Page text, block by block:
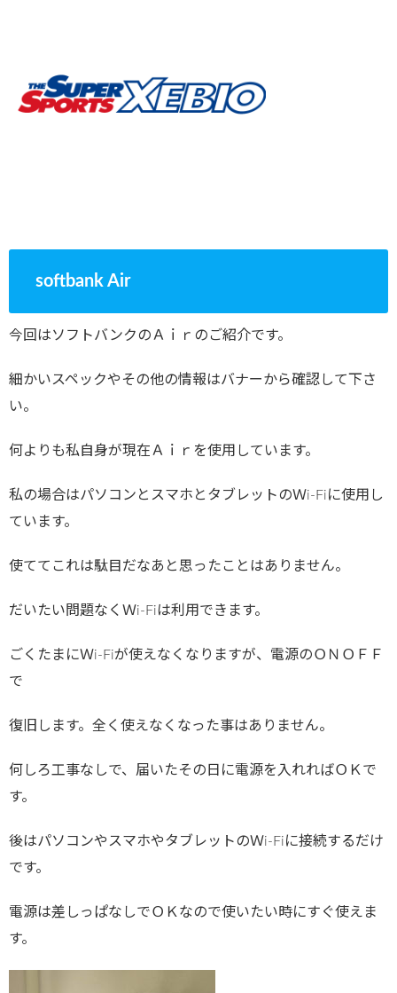
softbank Air
今回はソフトバンクのＡｉｒのご紹介です。
細かいスペックやその他の情報はバナーから確認して下さ
い。
何よりも私自身が現在Ａｉｒを使用しています。
私の場合はパソコンとスマホとタブレットのＷi-Fiに使用し
ています。
使ててこれは駄目だなあと思ったことはありません。
だいたい問題なくＷi-Fiは利用できます。
ごくたまにＷi-Fiが使えなくなりますが、電源のＯＮＯＦＦ
で
復旧します。全く使えなくなった事はありません。
何しろ工事なしで、届いたその日に電源を入れればＯＫで
す。
後はパソコンやスマホやタブレットのＷi-Fiに接続するだけ
です。
電源は差しっぱなしでＯＫなので使いたい時にすぐ使えま
す。